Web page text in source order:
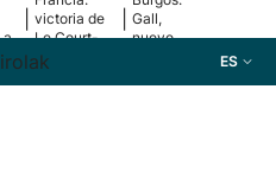
a
victoria de
Le Court-
Pienaar
Gall,
nuevo
ES